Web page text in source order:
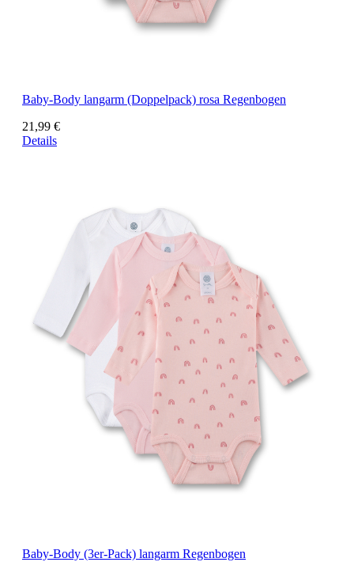
Baby-Body langarm (Doppelpack) rosa Regenbogen
21,99 €
Details
Baby-Body (3er-Pack) langarm Regenbogen